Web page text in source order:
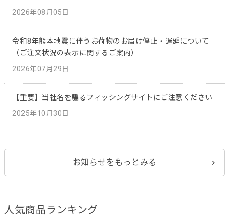
2026年08月05日
令和8年熊本地震に伴うお荷物のお届け停止・遅延について
（ご注文状況の表示に関するご案内）
2026年07月29日
【重要】当社名を騙るフィッシングサイトにご注意ください
2025年10月30日
お知らせをもっとみる
人気商品ランキング